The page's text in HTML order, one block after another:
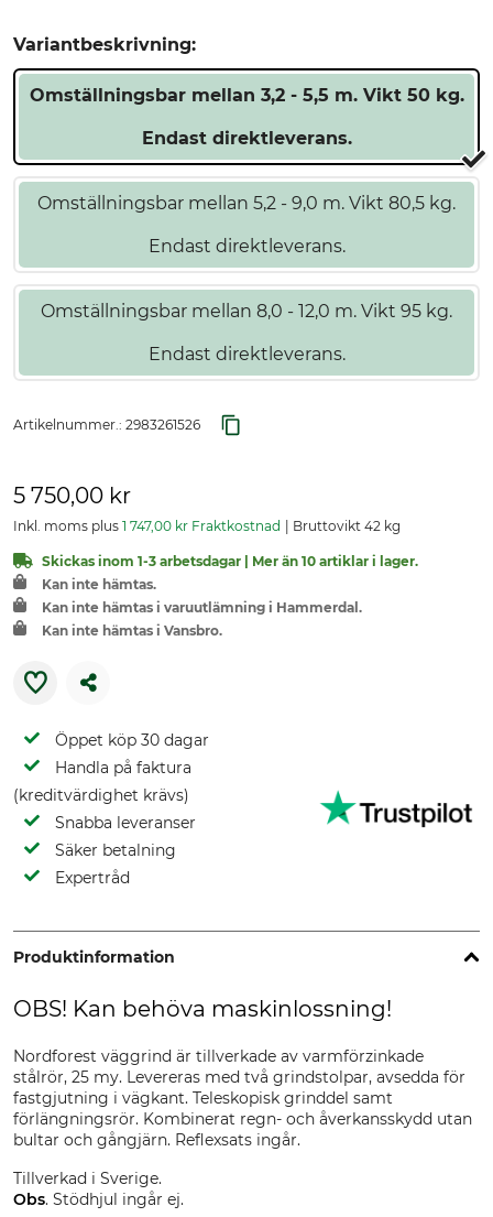
Variantbeskrivning:
Omställningsbar mellan 3,2 - 5,5 m. Vikt 50 kg.
Endast direktleverans.
Omställningsbar mellan 5,2 - 9,0 m. Vikt 80,5 kg.
Endast direktleverans.
Omställningsbar mellan 8,0 - 12,0 m. Vikt 95 kg.
Endast direktleverans.
Artikelnummer.: 2983261526
5 750,00 kr
Inkl. moms plus 1 747,00 kr Fraktkostnad Bruttovikt 42 kg
Skickas inom 1-3 arbetsdagar | Mer än 10 artiklar i lager.
Kan inte hämtas.
Kan inte hämtas i varuutlämning i Hammerdal.
Kan inte hämtas i Vansbro.
Öppet köp 30 dagar
Handla på faktura
(kreditvärdighet krävs)
Snabba leveranser
Säker betalning
Expertråd
Produktinformation
OBS! Kan behöva maskinlossning!
Nordforest väggrind är tillverkade av varmförzinkade
stålrör, 25 my. Levereras med två grindstolpar, avsedda för
fastgjutning i vägkant. Teleskopisk grinddel samt
förlängningsrör. Kombinerat regn- och åverkansskydd utan
bultar och gångjärn. Reflexsats ingår.
Tillverkad i Sverige.
Obs. Stödhjul ingår ej.